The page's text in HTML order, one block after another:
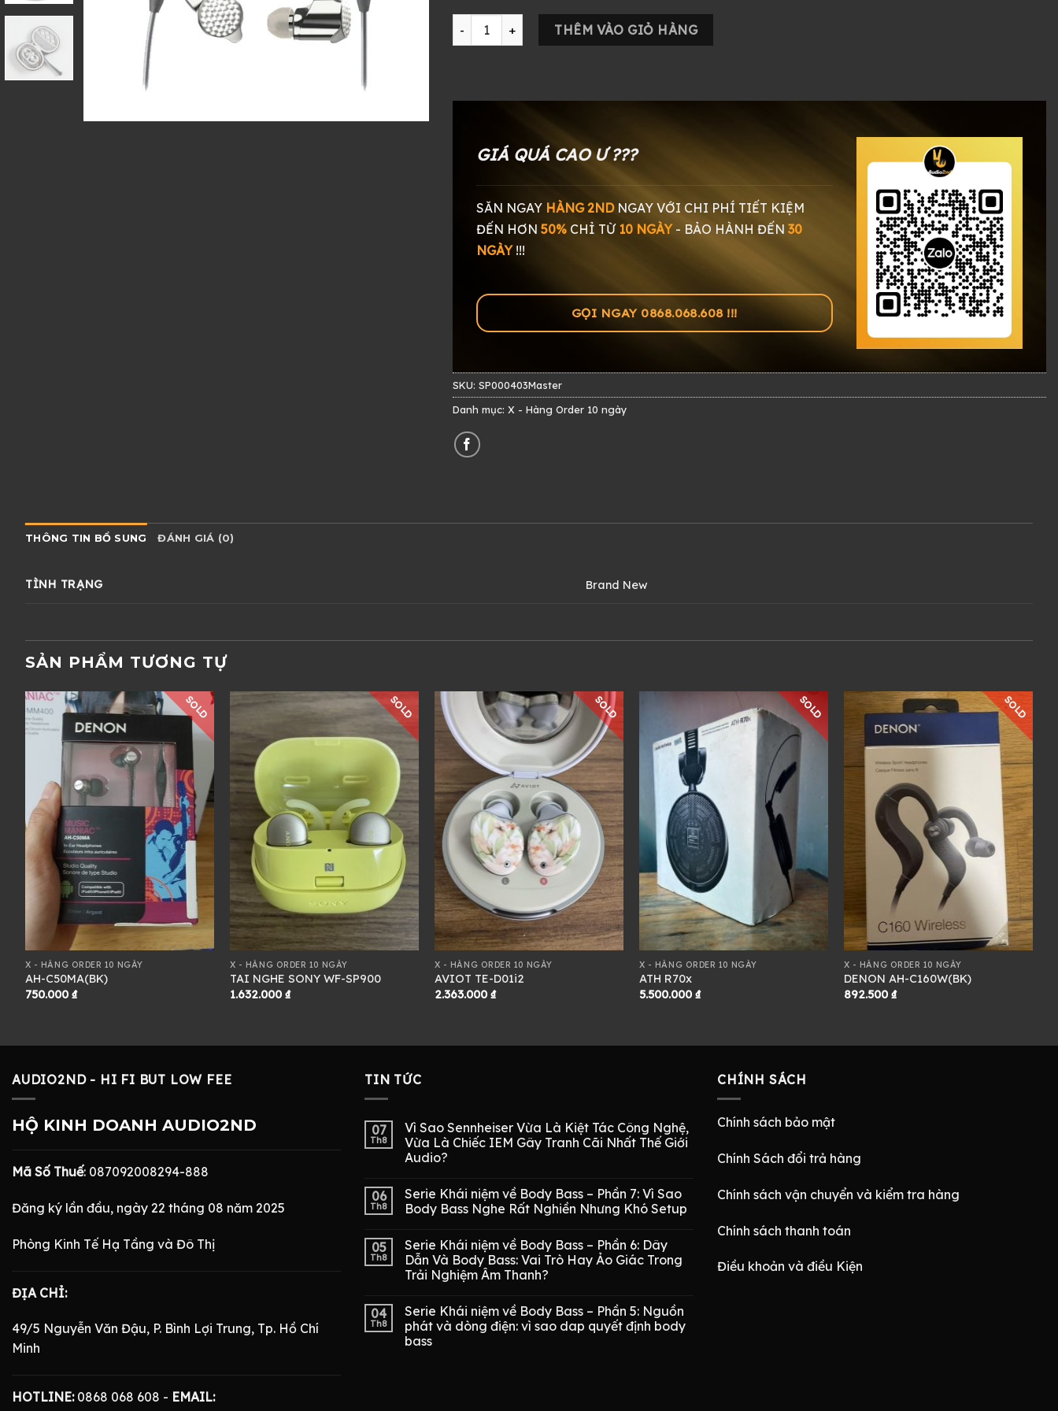
Tai nghe Sony IER-Z1R số lượngTHÊM VÀO GIỎ HÀNG
GIÁ QUÁ CAO Ư ???
SĂN NGAY HÀNG 2NDNGAY VỚI CHI PHÍ TIẾT KIỆM
ĐẾN HƠN 50% CHỈ TỪ 10 NGÀY- BẢO HÀNH ĐẾN 30
NGÀY!!!
GỌI NGAY 0868.068.608 !!!
SKU: SP000403Master
Danh mục: X - Hàng Order 10 ngày
THÔNG TIN BỔ SUNG ĐÁNH GIÁ (0)
TÌNH TRẠNG Brand New
SẢN PHẨM TƯƠNG TỰ
SOLD
X - HÀNG ORDER 10 NGÀY
AH-C50MA(BK)
750.000 ₫
SOLD
X - HÀNG ORDER 10 NGÀY
TAI NGHE SONY WF-SP900
1.632.000 ₫
SOLD
X - HÀNG ORDER 10 NGÀY
AVIOT TE-D01i2
2.363.000 ₫
SOLD
X - HÀNG ORDER 10 NGÀY
ATH R70x
5.500.000 ₫
SOLD
X - HÀNG ORDER 10 NGÀY
DENON AH-C160W(BK)
892.500 ₫
AUDIO2ND - HI FI BUT LOW FEE
HỘ KINH DOANH AUDIO2ND
Mã Số Thuế: 087092008294-888
Đăng ký lần đầu, ngày 22 tháng 08 năm 2025
Phòng Kinh Tế Hạ Tầng và Đô Thị
ĐỊA CHỈ:
49/5 Nguyễn Văn Đậu, P. Bình Lợi Trung, Tp. Hồ Chí
Minh
HOTLINE:0868 068 608 - EMAIL:
TIN TỨC
07
Th8
Vì Sao Sennheiser Vừa Là Kiệt Tác Công Nghệ,
Vừa Là Chiếc IEM Gây Tranh Cãi Nhất Thế Giới
Audio?
06
Th8
Serie Khái niệm về Body Bass – Phần 7: Vì Sao
Body Bass Nghe Rất Nghiền Nhưng Khó Setup
05
Th8
Serie Khái niệm về Body Bass – Phần 6: Dây
Dẫn Và Body Bass: Vai Trò Hay Ảo Giác Trong
Trải Nghiệm Âm Thanh?
04
Th8
Serie Khái niệm về Body Bass – Phần 5: Nguồn
phát và dòng điện: vì sao dap quyết định body
bass
CHÍNH SÁCH
Chính sách bảo mật
Chính Sách đổi trả hàng
Chính sách vận chuyển và kiểm tra hàng
Chính sách thanh toán
Điều khoản và điều Kiện